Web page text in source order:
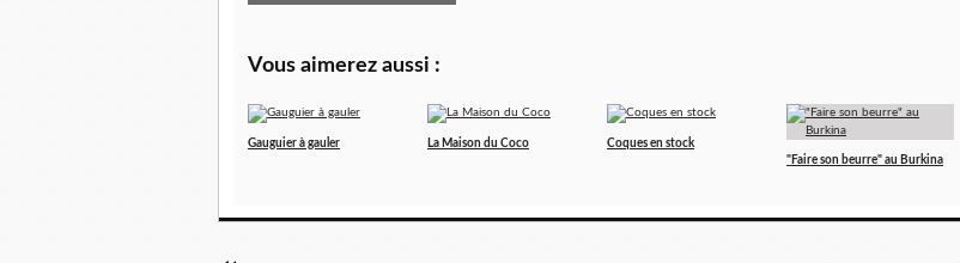
Vous aimerez aussi :
Gauguier à gauler La Maison du Coco
Coques en stock
"Faire son beurre" au Burkina